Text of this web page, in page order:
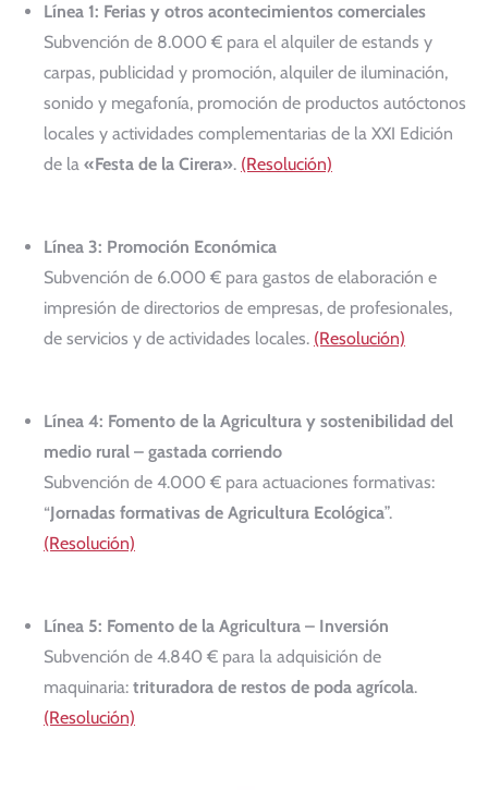
Línea 1: Ferias y otros acontecimientos comerciales
Subvención de 8.000 € para el alquiler de estands y
carpas, publicidad y promoción, alquiler de iluminación,
sonido y megafonía, promoción de productos autóctonos
locales y actividades complementarias de la XXI Edición
de la «Festa de la Cirera». (Resolución)
Línea 3: Promoción Económica
Subvención de 6.000 € para gastos de elaboración e
impresión de directorios de empresas, de profesionales,
de servicios y de actividades locales. (Resolución)
Línea 4: Fomento de la Agricultura y sostenibilidad del
medio rural – gastada corriendo
Subvención de 4.000 € para actuaciones formativas:
“Jornadas formativas de Agricultura Ecológica”.
(Resolución)
Línea 5: Fomento de la Agricultura – Inversión
Subvención de 4.840 € para la adquisición de
maquinaria: trituradora de restos de poda agrícola.
(Resolución)